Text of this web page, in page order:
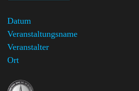
Datum
Veranstaltungsname
Veranstalter
Ort